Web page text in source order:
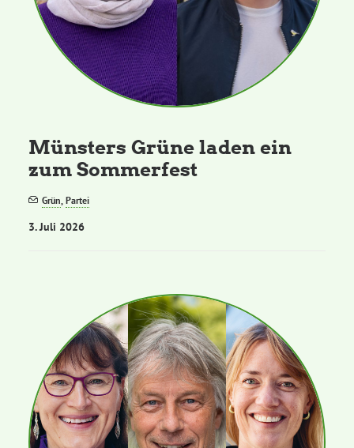
Münsters Grüne laden ein
zum Sommerfest
Grün,Partei
3. Juli 2026